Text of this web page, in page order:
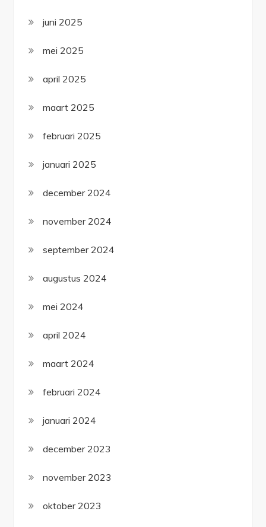
juni 2025
mei 2025
april 2025
maart 2025
februari 2025
januari 2025
december 2024
november 2024
september 2024
augustus 2024
mei 2024
april 2024
maart 2024
februari 2024
januari 2024
december 2023
november 2023
oktober 2023